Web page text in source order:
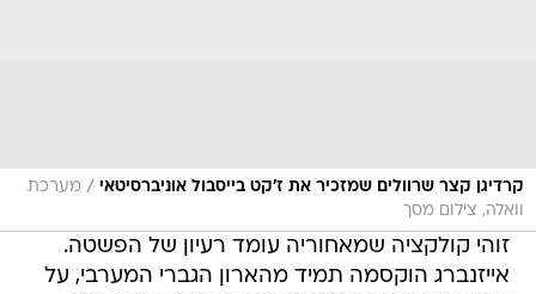
קרדיגן קצר שרוולים שמזכיר את ז'קט בייסבול אוניברסיטאי / מערכת
וואלה, צילום מסך
זוהי קולקציה שמאחוריה עומד רעיון של הפשטה.
אייזנברג הוקסמה תמיד מהארון הגברי המערבי, על